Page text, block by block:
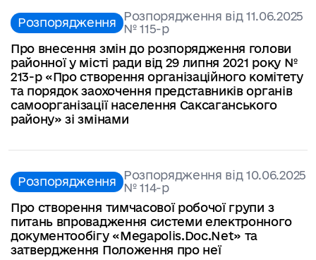
Розпорядження Розпорядження від 11.06.2025
№ 115-р
Про внесення змін до розпорядження голови
районної у місті ради від 29 липня 2021 року №
213-р «Про створення організаційного комітету
та порядок заохочення представників органів
самоорганізації населення Саксаганського
району» зі змінами
Розпорядження Розпорядження від 10.06.2025
№ 114-р
Про створення тимчасової робочої групи з
питань впровадження системи електронного
документообігу «Megapolis.Doc.Net» та
затвердження Положення про неї